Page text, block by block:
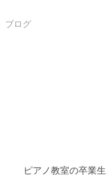
ブログ
ピアノ教室の卒業